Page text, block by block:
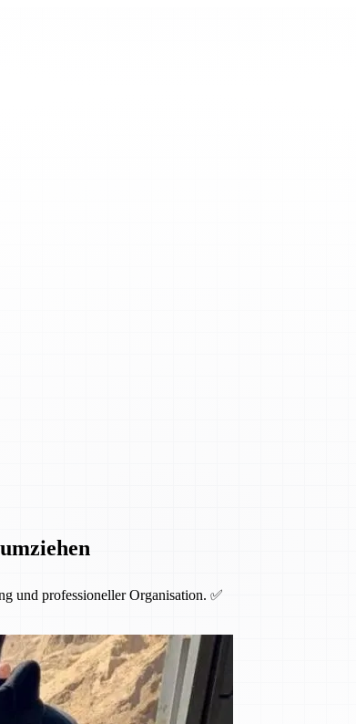
und professioneller Organisation. ✅